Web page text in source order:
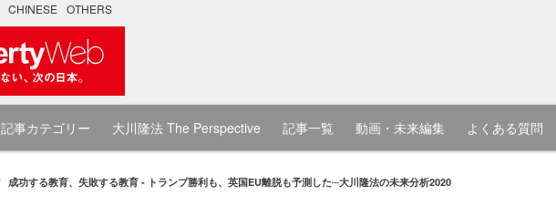
CHINESE OTHERS
記事カテゴリー 大川隆法 The Perspective 記事一覧 動画・未来編集 よくある質問
成功する教育、失敗する教育 - トランプ勝利も、英国EU離脱も予測した─大川隆法の未来分析2020